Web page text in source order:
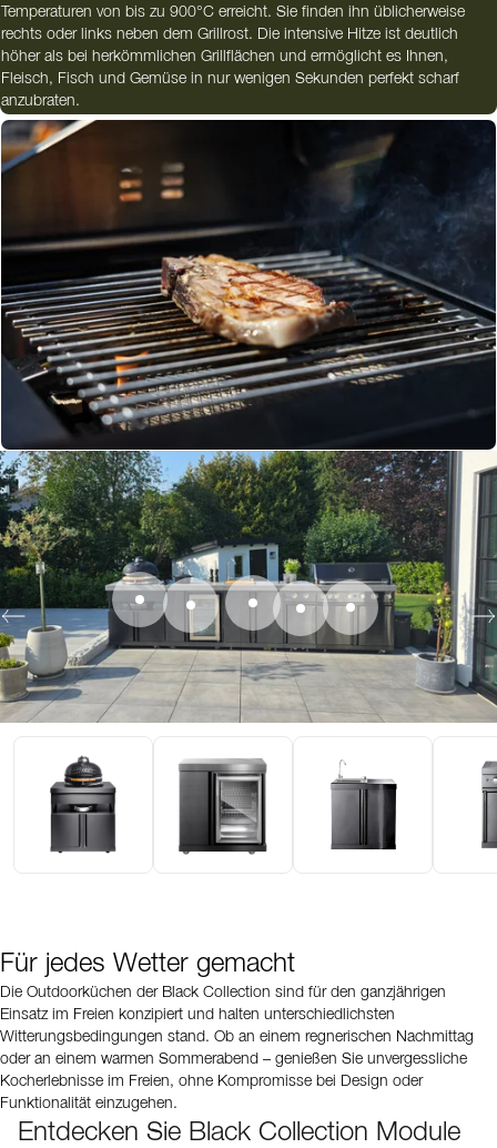
Temperaturen von bis zu 900°C erreicht. Sie finden ihn üblicherweise
rechts oder links neben dem Grillrost. Die intensive Hitze ist deutlich
höher als bei herkömmlichen Grillflächen und ermöglicht es Ihnen,
Fleisch, Fisch und Gemüse in nur wenigen Sekunden perfekt scharf
anzubraten.
Für jedes Wetter gemacht
Die Outdoorküchen der Black Collection sind für den ganzjährigen
Einsatz im Freien konzipiert und halten unterschiedlichsten
Witterungsbedingungen stand. Ob an einem regnerischen Nachmittag
oder an einem warmen Sommerabend – genießen Sie unvergessliche
Kocherlebnisse im Freien, ohne Kompromisse bei Design oder
Funktionalität einzugehen.
Entdecken Sie Black Collection Module